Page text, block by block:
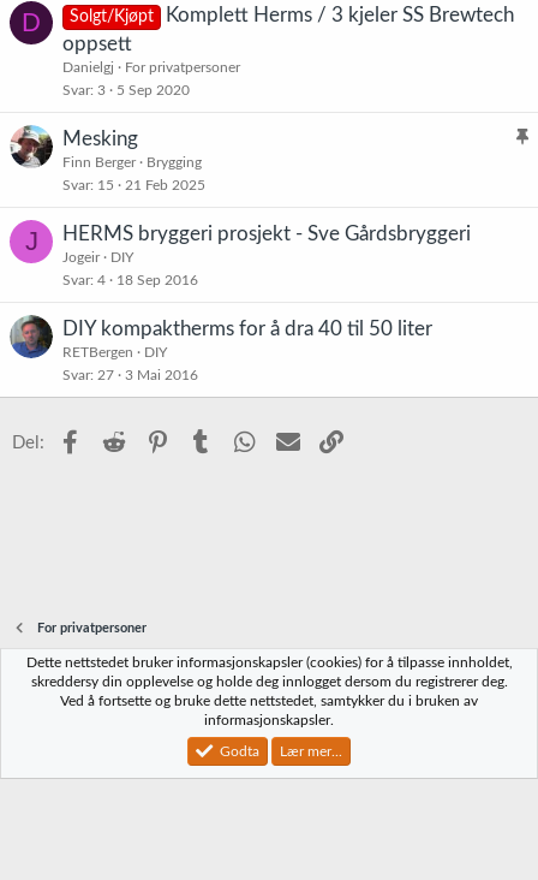
D Solgt/Kjøpt
Komplett Herms / 3 kjeler SS Brewtech
oppsett
Danielgj
For privatpersoner
Svar 3 5 Sep 2020
K
Mesking
Finn Berger
Brygging
Svar 15 21 Feb 2025
J HERMS bryggeri prosjekt - Sve Gårdsbryggeri
Jogeir
DIY
Svar 4 18 Sep 2016
DIY kompaktherms for å dra 40 til 50 liter
RETBergen
DIY
Svar 27 3 Mai 2016
Del: Facebook
Reddit PinterestTumblr WhatsApp
E-post
For privatpersoner
Norbrygg-default
Vilkår og regler Personvernregler
Community platform by XenForo® © 2010-2023 XenForo Ltd.
Dette nettstedet bruker informasjonskapsler (cookies) for å tilpasse innholdet,
skreddersy din opplevelse og holde deg innlogget dersom du registrerer deg.
Ved å fortsette og bruke dette nettstedet, samtykker du i bruken av
informasjonskapsler.
Godta Lær mer...